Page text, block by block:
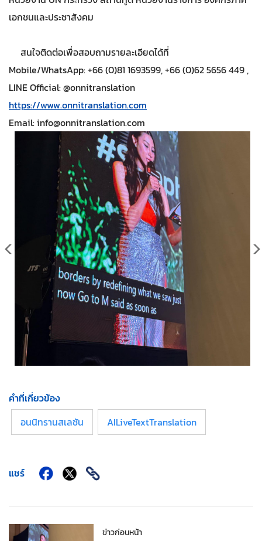
เอกชนและประชาสังคม
สนใจติดต่อเพื่อสอบถามรายละเอียดได้ที่
Mobile/WhatsApp: +66 (0)81 1693599, +66 (0)62 5656 449 ,
LINE Official: @onnitranslation
https://www.onnitranslation.com
Email:info@onnitranslation.com
คำที่เกี่ยวข้อง
อนนิทรานสเลชัน
AILiveTextTranslation
แชร์
ข่าวก่อนหน้า